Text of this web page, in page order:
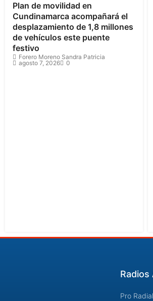
Plan de movilidad en
Cundinamarca acompañará el
desplazamiento de 1,8 millones
de vehículos este puente
festivo
Forero Moreno Sandra Patricia
agosto 7, 2026
0
Radios
Pro Radial